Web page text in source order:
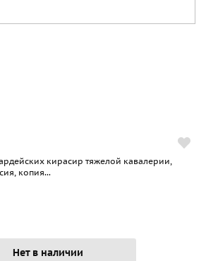
кирасир тяжелой кавалерии,
копия...
Нет в наличии